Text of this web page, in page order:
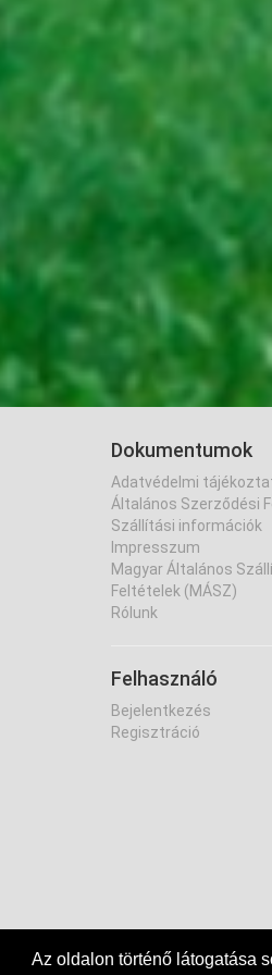
Az oldalon történő látogatása
Dokumentumok
Adatvédelmi
Általános Szerződési
Szállítási információk
Impresszum
Magyar Általános
Feltételek (MÁSZ)
Rólunk
Felhasználó
Bejelentkezés
Regisztráció